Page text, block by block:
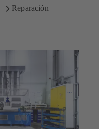
Reparación